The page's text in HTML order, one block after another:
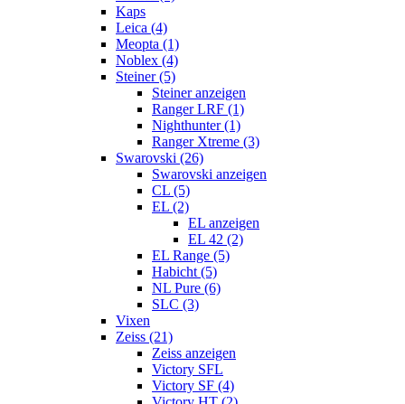
Kaps
Leica (4)
Meopta (1)
Noblex (4)
Steiner (5)
Steiner anzeigen
Ranger LRF (1)
Nighthunter (1)
Ranger Xtreme (3)
Swarovski (26)
Swarovski anzeigen
CL (5)
EL (2)
EL anzeigen
EL 42 (2)
EL Range (5)
Habicht (5)
NL Pure (6)
SLC (3)
Vixen
Zeiss (21)
Zeiss anzeigen
Victory SFL
Victory SF (4)